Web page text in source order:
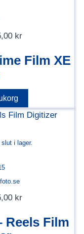
kr
Film XE
i lager.
kr
Reels Film